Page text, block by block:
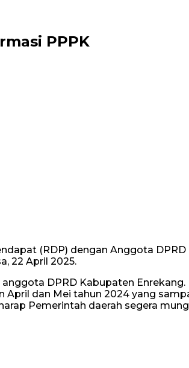
PPPK
(RDP) dengan Anggota
22 April 2025.
DPRD Kabupaten Enrekang.
dan Mei tahun 2024 yang
Pemerintah daerah segera